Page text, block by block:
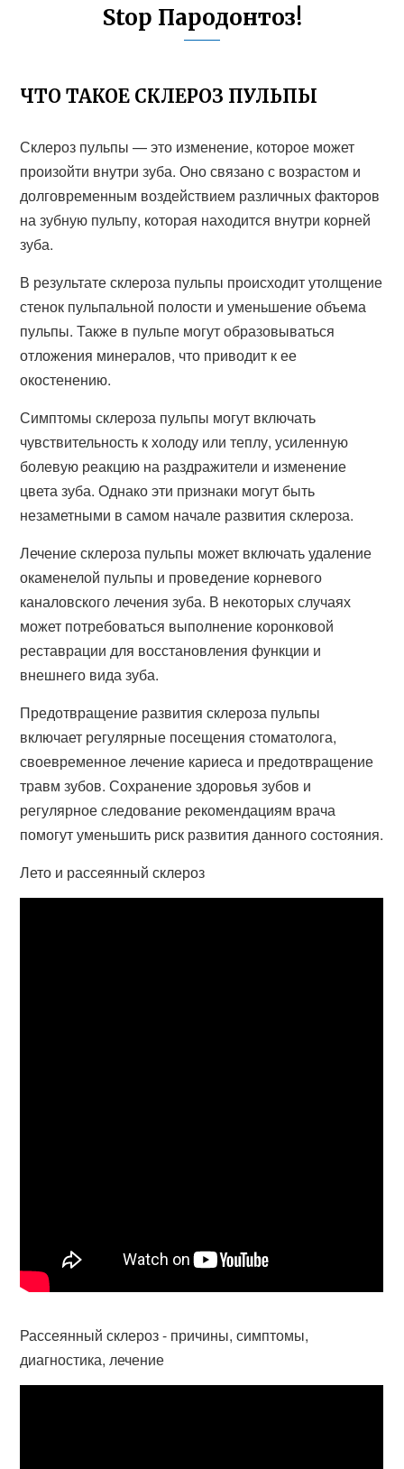
Stop Пародонтоз!
ЧТО ТАКОЕ СКЛЕРОЗ ПУЛЬПЫ
Склероз пульпы — это изменение, которое может
произойти внутри зуба. Оно связано с возрастом и
долговременным воздействием различных факторов
на зубную пульпу, которая находится внутри корней
зуба.
В результате склероза пульпы происходит утолщение
стенок пульпальной полости и уменьшение объема
пульпы. Также в пульпе могут образовываться
отложения минералов, что приводит к ее
окостенению.
Симптомы склероза пульпы могут включать
чувствительность к холоду или теплу, усиленную
болевую реакцию на раздражители и изменение
цвета зуба. Однако эти признаки могут быть
незаметными в самом начале развития склероза.
Лечение склероза пульпы может включать удаление
окаменелой пульпы и проведение корневого
каналовского лечения зуба. В некоторых случаях
может потребоваться выполнение коронковой
реставрации для восстановления функции и
внешнего вида зуба.
Предотвращение развития склероза пульпы
включает регулярные посещения стоматолога,
своевременное лечение кариеса и предотвращение
травм зубов. Сохранение здоровья зубов и
регулярное следование рекомендациям врача
помогут уменьшить риск развития данного состояния.
Лето и рассеянный склероз
Рассеянный склероз - причины, симптомы,
диагностика, лечение